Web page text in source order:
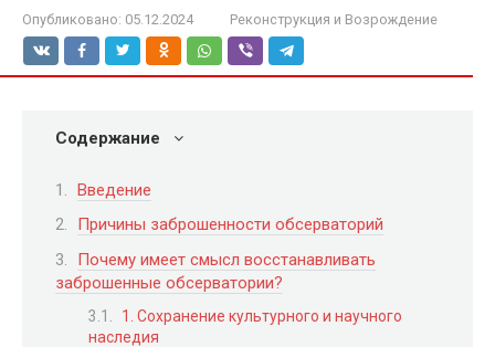
Опубликовано: 05.12.2024 Реконструкция и Возрождение
Содержание
Введение
Причины заброшенности обсерваторий
Почему имеет смысл восстанавливать
заброшенные обсерватории?
1. Сохранение культурного и научного
наследия